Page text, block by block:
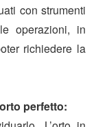
con strumenti
operazioni, in
richiedere la
perfetto: